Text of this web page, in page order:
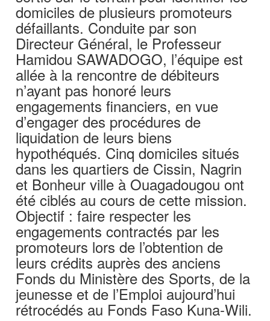
domiciles de plusieurs promoteurs
défaillants. Conduite par son
Directeur Général, le Professeur
Hamidou SAWADOGO, l’équipe est
allée à la rencontre de débiteurs
n’ayant pas honoré leurs
engagements financiers, en vue
d’engager des procédures de
liquidation de leurs biens
hypothéqués. Cinq domiciles situés
dans les quartiers de Cissin, Nagrin
et Bonheur ville à Ouagadougou ont
été ciblés au cours de cette mission.
Objectif : faire respecter les
engagements contractés par les
promoteurs lors de l’obtention de
leurs crédits auprès des anciens
Fonds du Ministère des Sports, de la
jeunesse et de l’Emploi aujourd’hui
rétrocédés au Fonds Faso Kuna-Wili.